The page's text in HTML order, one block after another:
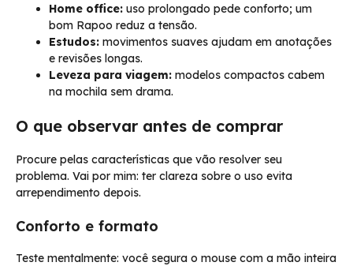
Home office: uso prolongado pede conforto; um
bom Rapoo reduz a tensão.
Estudos: movimentos suaves ajudam em anotações
e revisões longas.
Leveza para viagem: modelos compactos cabem
na mochila sem drama.
O que observar antes de comprar
Procure pelas características que vão resolver seu
problema. Vai por mim: ter clareza sobre o uso evita
arrependimento depois.
Conforto e formato
Teste mentalmente: você segura o mouse com a mão inteira